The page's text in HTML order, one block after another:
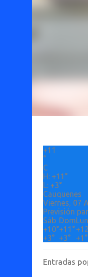
+11
°
C
H: +11°
L: +3°
Cauquenes
Viernes, 07
Previsión
Sáb DomLun
+10°+11°+
+3° +3° +1°
Entradas